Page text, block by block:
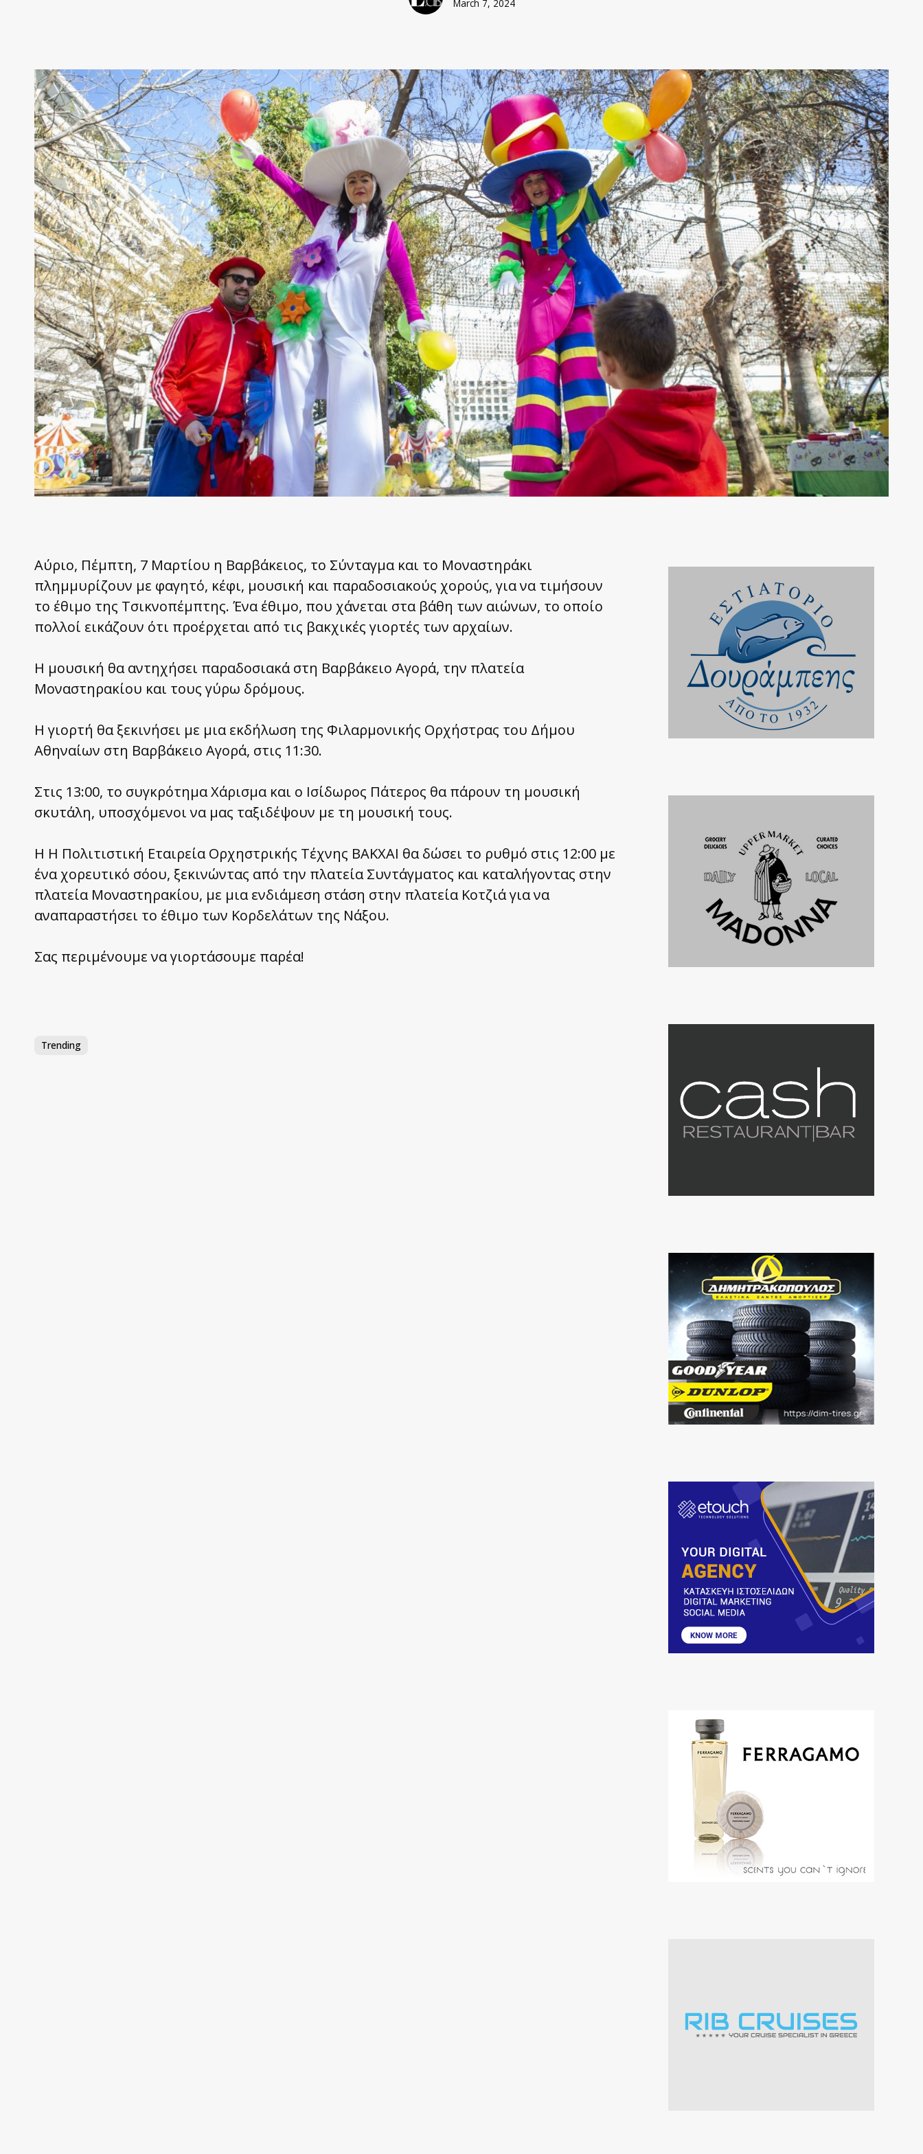
March 7, 2024
Αύριο, Πέμπτη, 7 Μαρτίου η Βαρβάκειος, το Σύνταγμα και το Μοναστηράκι
πλημμυρίζουν με φαγητό, κέφι, μουσική και παραδοσιακούς χορούς, για να τιμήσουν
το έθιμο της Τσικνοπέμπτης. Ένα έθιμο, που χάνεται στα βάθη των αιώνων, το οποίο
πολλοί εικάζουν ότι προέρχεται από τις βακχικές γιορτές των αρχαίων.
Η μουσική θα αντηχήσει παραδοσιακά στη Βαρβάκειο Αγορά, την πλατεία
Μοναστηρακίου και τους γύρω δρόμους.
Η γιορτή θα ξεκινήσει με μια εκδήλωση της Φιλαρμονικής Ορχήστρας του Δήμου
Αθηναίων στη Βαρβάκειο Αγορά, στις 11:30.
Στις 13:00, το συγκρότημα Χάρισμα και ο Ισίδωρος Πάτερος θα πάρουν τη μουσική
σκυτάλη, υποσχόμενοι να μας ταξιδέψουν με τη μουσική τους.
Η Η Πολιτιστική Εταιρεία Ορχηστρικής Τέχνης ΒΑΚΧΑΙ θα δώσει το ρυθμό στις 12:00 με
ένα χορευτικό σόου, ξεκινώντας από την πλατεία Συντάγματος και καταλήγοντας στην
πλατεία Μοναστηρακίου, με μια ενδιάμεση στάση στην πλατεία Κοτζιά για να
αναπαραστήσει το έθιμο των Κορδελάτων της Νάξου.
Σας περιμένουμε να γιορτάσουμε παρέα!
Trending